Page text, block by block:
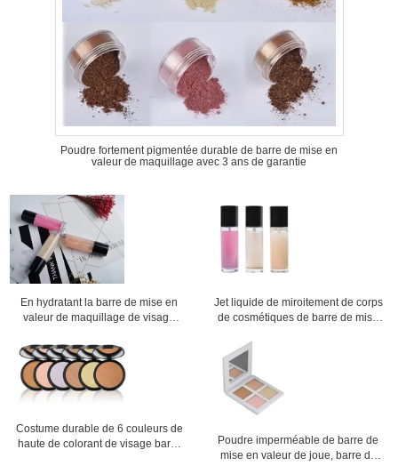
Poudre fortement pigmentée durable de barre de mise en
valeur de maquillage avec 3 ans de garantie
En hydratant la barre de mise en
valeur de maquillage de visage
durable de 3 couleurs
Jet liquide de miroitement de corps
de cosmétiques de barre de mise
de forme pour épouser
Costume durable de 6 couleurs de
haute de colorant de visage barre
Poudre imperméable de barre de
mise en valeur de joue, barre de